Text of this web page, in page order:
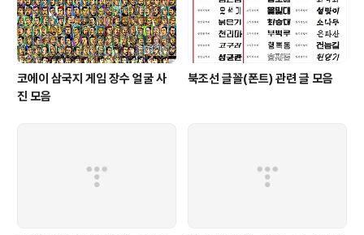
코에이 삼국지 게임 장수 얼굴 사
진 모음
북조선 글꼴(폰트) 관련 글 모음